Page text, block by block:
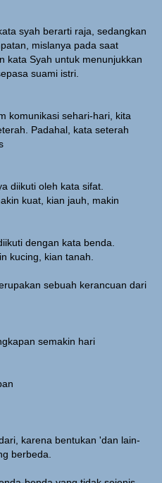
syah berarti raja, sedangkan
mislanya pada saat
kata Syah untuk menunjukkan
suami istri.
komunikasi sehari-hari, kita
Padahal, kata seterah
diikuti oleh kata sifat.
kuat, kian jauh, makin
dengan kata benda.
kucing, kian tanah.
sebuah kerancuan dari
semakin hari
karena bentukan 'dan lain-
berbeda.